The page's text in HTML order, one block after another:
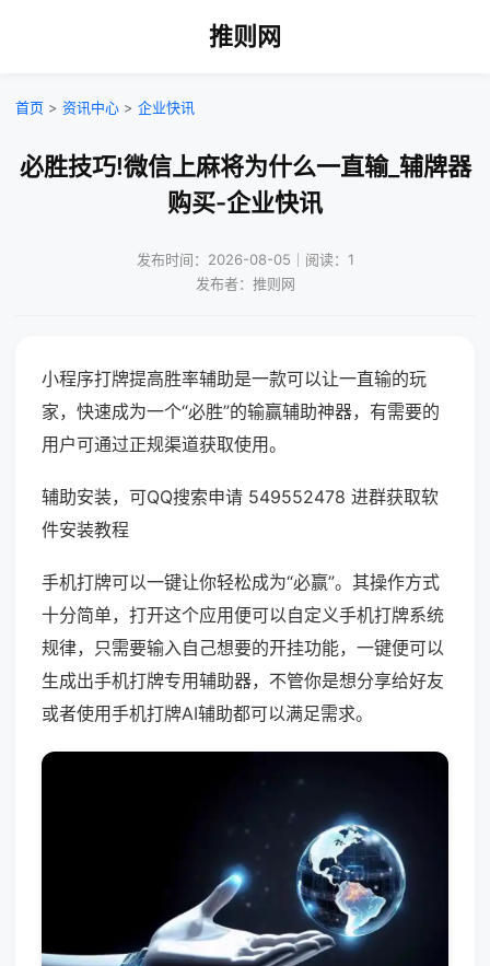
推则网
首页 > 资讯中心 > 企业快讯
必胜技巧!微信上麻将为什么一直输_辅牌器
购买-企业快讯
发布时间：2026-08-05｜阅读：1
发布者：推则网
小程序打牌提高胜率辅助是一款可以让一直输的玩
家，快速成为一个“必胜”的输赢辅助神器，有需要的
用户可通过正规渠道获取使用。
辅助安装，可QQ搜索申请 549552478 进群获取软
件安装教程
手机打牌可以一键让你轻松成为“必赢”。其操作方式
十分简单，打开这个应用便可以自定义手机打牌系统
规律，只需要输入自己想要的开挂功能，一键便可以
生成出手机打牌专用辅助器，不管你是想分享给好友
或者使用手机打牌AI辅助都可以满足需求。